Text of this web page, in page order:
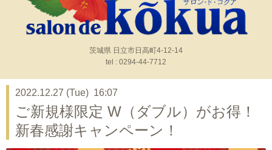
茨城県 日立市日高町4-12-14
tel : 0294-44-7712
2022.12.27 (Tue) 16:07
ご新規様限定 W（ダブル）がお得！
新春感謝キャンペーン！